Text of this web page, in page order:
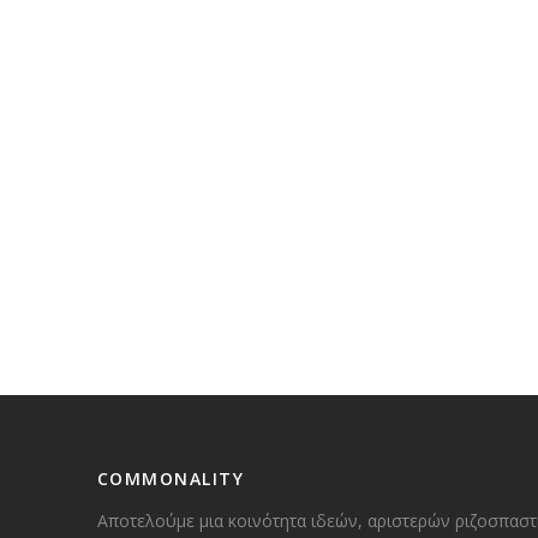
COMMONALITY
Αποτελούμε μια κοινότητα ιδεών, αριστερών